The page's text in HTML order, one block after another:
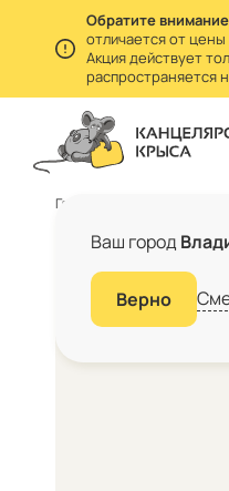
Обратите
отличается от
Акция действует
распространяется
Ваш город
Верно
Главная